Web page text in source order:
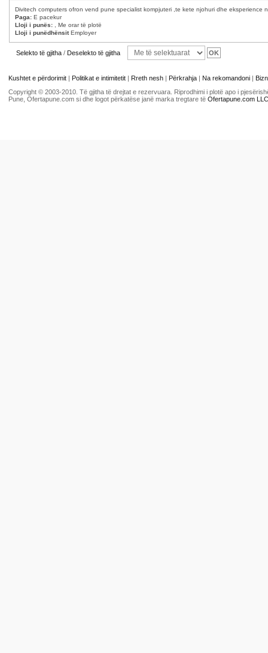
Divitech computers ofron vend pune specialist kompjuteri ,te kete njohuri dhe eksperience
Paga: E pacekur
Lloji i punës: , Me orar të plotë
Lloji i punëdhënsitEmployer
Selekto të gjitha / Deselekto të gjitha
Kushtet e përdorimit | Politikat e intimitetit | Rreth nesh | Përkrahja | Na rekomandoni |
Copyright © 2003-2010. Të gjitha të drejtat e rezervuara. Riprodhimi i plotë apo i
Pune, Ofertapune.com si dhe logot përkatëse janë marka tregtare të Ofertapune.com LLC